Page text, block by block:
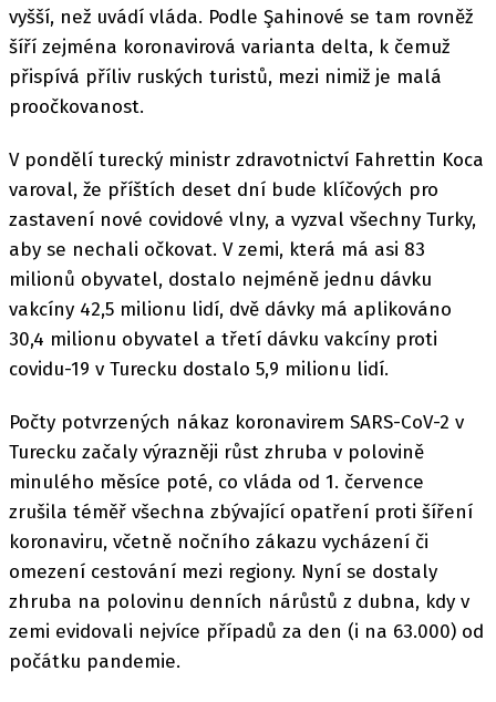
vyšší, než uvádí vláda. Podle Şahinové se tam rovněž
šíří zejména koronavirová varianta delta, k čemuž
přispívá příliv ruských turistů, mezi nimiž je malá
proočkovanost.
V pondělí turecký ministr zdravotnictví Fahrettin Koca
varoval, že příštích deset dní bude klíčových pro
zastavení nové covidové vlny, a vyzval všechny Turky,
aby se nechali očkovat. V zemi, která má asi 83
milionů obyvatel, dostalo nejméně jednu dávku
vakcíny 42,5 milionu lidí, dvě dávky má aplikováno
30,4 milionu obyvatel a třetí dávku vakcíny proti
covidu-19 v Turecku dostalo 5,9 milionu lidí.
Počty potvrzených nákaz koronavirem SARS-CoV-2 v
Turecku začaly výrazněji růst zhruba v polovině
minulého měsíce poté, co vláda od 1. července
zrušila téměř všechna zbývající opatření proti šíření
koronaviru, včetně nočního zákazu vycházení či
omezení cestování mezi regiony. Nyní se dostaly
zhruba na polovinu denních nárůstů z dubna, kdy v
zemi evidovali nejvíce případů za den (i na 63.000) od
počátku pandemie.